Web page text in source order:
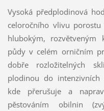
Vysoká předplodinová
celoročního vlivu
hlubokým, rozvětveným
půdy v celém orničním
dobře rozložitelných
plodinou do intenzivních
kde přerušuje a
pěstováním obilnin